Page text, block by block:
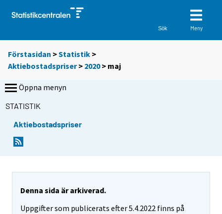
Sök Meny
Förstasidan >Statistik >
Aktiebostadspriser> 2020> maj
Öppna menyn
STATISTIK
Aktiebostadspriser
Denna sida är arkiverad.
Uppgifter som publicerats efter 5.4.2022 finns på